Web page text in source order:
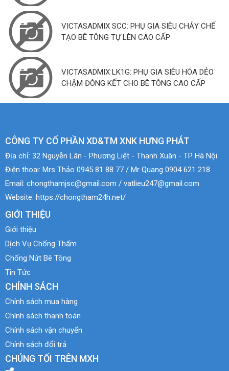
VICTASADMIX SCC: PHỤ GIA SIÊU CHẢY CHẾ
TẠO BÊ TÔNG TỰ LÈN CAO CẤP
VICTASADMIX LK1G: PHỤ GIA SIÊU HÓA DẺO
CHẬM ĐÔNG KẾT CHO BÊ TÔNG CAO CẤP
CÔNG TY CỔ PHẦN XD&TM XNK HƯNG PHÁT
Địa chỉ: 32 Nguyễn Lân - Phương Liệt - Thanh Xuân - TP Hà Nội
Điện thoại: Mrs Thảo 0945 81 88 77 / Mr Quang 0904 621 218
Email: chongthamjsc@gmail.com / vatlieu247@gmail.com
Website: https://chongtham24h.net/
GIỚI THIỆU
Giới thiệu
Dịch Vụ Chống Thấm
Chống Nứt Bê Tông
Tin Tức
CHÍNH SÁCH
Chính sách mua hàng
Chính sách thanh toán
Chính sách vận chuyển
Chính sách đổi trả
CHÚNG TỐI TRÊN MXH